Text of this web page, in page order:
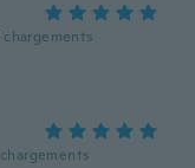
chargements
chargements